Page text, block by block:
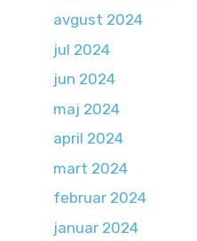
avgust 2024
jul 2024
jun 2024
maj 2024
april 2024
mart 2024
februar 2024
januar 2024